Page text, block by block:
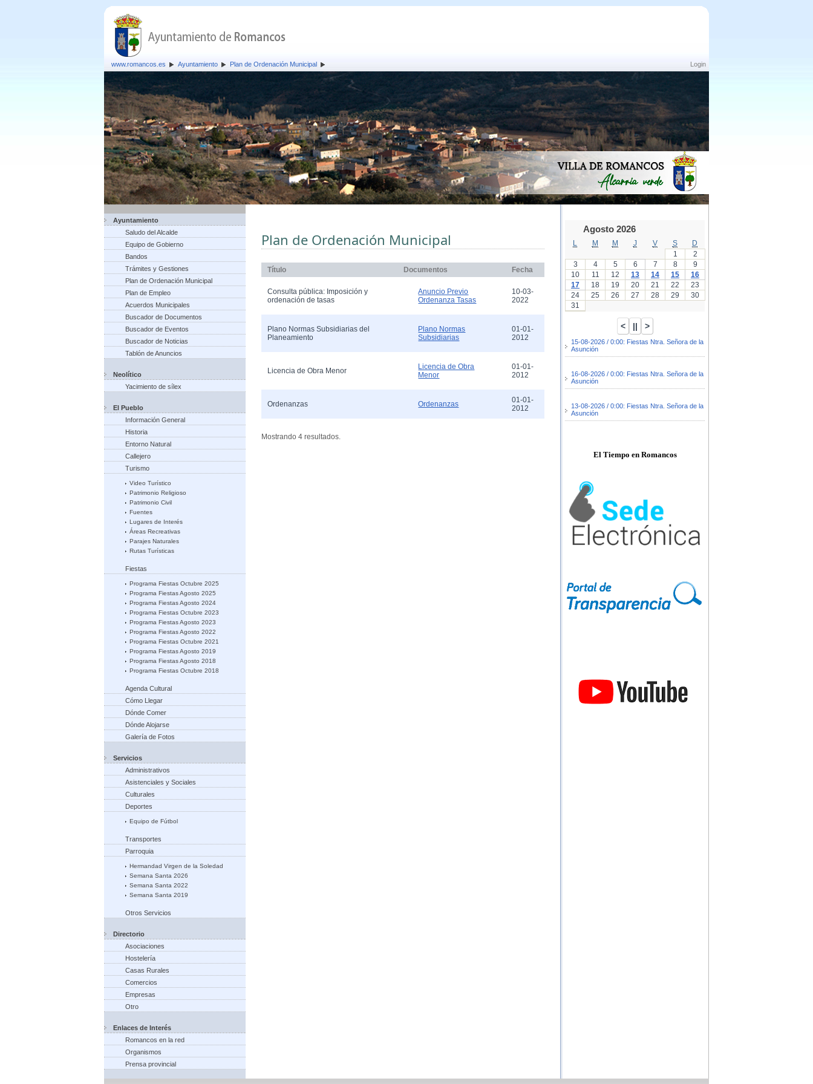
Login
www.romancos.es Ayuntamiento Plan de Ordenación Municipal
Ayuntamiento
Saludo del Alcalde
Equipo de Gobierno
Bandos
Trámites y Gestiones
Plan de Ordenación Municipal
Plan de Empleo
Acuerdos Municipales
Buscador de Documentos
Buscador de Eventos
Buscador de Noticias
Tablón de Anuncios
Neolítico
Yacimiento de sílex
El Pueblo
Información General
Historia
Entorno Natural
Callejero
Turismo
Video Turístico
Patrimonio Religioso
Patrimonio Civil
Fuentes
Lugares de Interés
Áreas Recreativas
Parajes Naturales
Rutas Turísticas
Fiestas
Programa Fiestas Octubre 2025
Programa Fiestas Agosto 2025
Programa Fiestas Agosto 2024
Programa Fiestas Octubre 2023
Programa Fiestas Agosto 2023
Programa Fiestas Agosto 2022
Programa Fiestas Octubre 2021
Programa Fiestas Agosto 2019
Programa Fiestas Agosto 2018
Programa Fiestas Octubre 2018
Agenda Cultural
Cómo Llegar
Dónde Comer
Dónde Alojarse
Galería de Fotos
Servicios
Administrativos
Asistenciales y Sociales
Culturales
Deportes
Equipo de Fútbol
Transportes
Parroquia
Hermandad Virgen de la Soledad
Semana Santa 2026
Semana Santa 2022
Semana Santa 2019
Otros Servicios
Directorio
Asociaciones
Hostelería
Casas Rurales
Comercios
Empresas
Otro
Enlaces de Interés
Romancos en la red
Organismos
Prensa provincial
Plan de Ordenación Municipal
Título Documentos Fecha
Consulta pública: Imposición y
ordenación de tasas
Anuncio Previo
Ordenanza Tasas
10-03-
2022
Plano Normas Subsidiarias del
Planeamiento
Plano Normas
Subsidiarias
01-01-
2012
Licencia de Obra Menor
Licencia de Obra
Menor
01-01-
2012
Ordenanzas Ordenanzas
01-01-
2012
Mostrando 4 resultados.
Agosto 2026
M M J V S
D
1
2
3
4 5 6 7 8
9
10
11 12 13 14 15
16
17
18 19 20 21 22
23
24
25 26 27 28 29
30
31
15-08-2026 / 0:00: Fiestas Ntra. Señora de la
Asunción
16-08-2026 / 0:00: Fiestas Ntra. Señora de la
Asunción
13-08-2026 / 0:00: Fiestas Ntra. Señora de la
Asunción
El Tiempo en Romancos